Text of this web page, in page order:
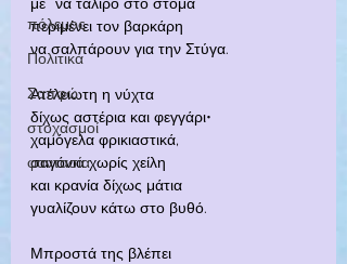
πόλεμος
Πολιτικά
Σαπφώ
στοχασμοί
φαντασία
με ΄να τάλιρο στο στόμα
περιμένει τον βαρκάρη
να σαλπάρουν για την Στύγα.
Ατέλειωτη η νύχτα
δίχως αστέρια και φεγγάρι•
χαμόγελα φρικιαστικά,
σαγόνια χωρίς χείλη
και κρανία δίχως μάτια
γυαλίζουν κάτω στο βυθό.
Μπροστά της βλέπει